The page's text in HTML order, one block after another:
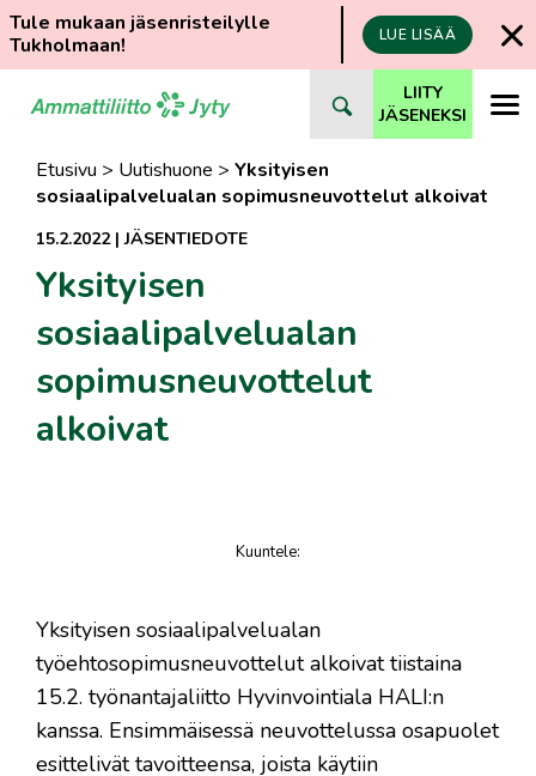
Tule mukaan jäsenristeilylle
Tukholmaan!
LUE LISÄÄ
suoraan
LIITY
JÄSENEKSI
Etusivu > Uutishuone > Yksityisen
sosiaalipalvelualan sopimusneuvottelut alkoivat
15.2.2022|JÄSENTIEDOTE
Yksityisen
sosiaalipalvelualan
sopimusneuvottelut
alkoivat
Kuuntele:
​Yksityisen sosiaalipalvelualan
työehtosopimusneuvottelut alkoivat tiistaina
15.2. työnantajaliitto Hyvinvointiala HALI:n
kanssa. Ensimmäisessä neuvottelussa osapuolet
esittelivät tavoitteensa, joista käytiin